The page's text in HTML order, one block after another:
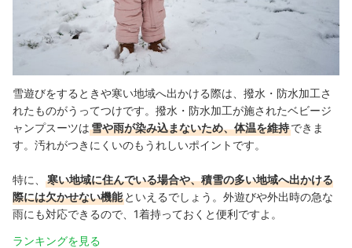
雪遊びをするときや寒い地域へ出かける際は、撥水・防水加工さ
れたものがうってつけです。撥水・防水加工が施されたベビージ
ャンプスーツは雪や雨が染み込まないため、体温を維持できま
す。汚れがつきにくいのもうれしいポイントです。
特に、
寒い地域に住んでいる場合や、積雪の多い地域へ出かける
際には欠かせない機能 といえるでしょう。外遊びや外出時の急な
雨にも対応できるので、1着持っておくと便利ですよ。
ランキングを見る